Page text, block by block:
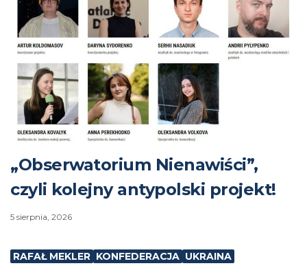
„Obserwatorium Nienawiści”,
czyli kolejny antypolski projekt!
5 sierpnia, 2026
RAFAŁ MEKLER KONFEDERACJA UKRAINA